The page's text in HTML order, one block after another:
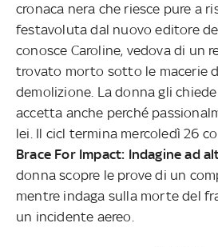
cronaca nera che riesce pure a
festavoluta dal nuovo editore
conosce Caroline, vedova di un
trovato morto sotto le macerie
demolizione. La donna gli
accetta anche perché
lei. Il cicl termina mercoledì 26
Brace For Impact: Indagine ad
donna scopre le prove di un
mentre indaga sulla morte del
un incidente aereo.